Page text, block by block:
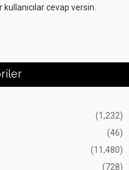
cevap versin.
(1,232)
(46)
(11,480)
(728)